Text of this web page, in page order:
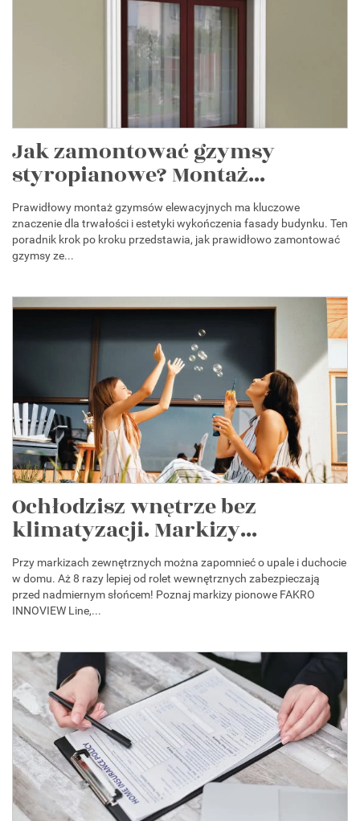
Jak zamontować gzymsy
styropianowe? Montaż...
Prawidłowy montaż gzymsów elewacyjnych ma kluczowe
znaczenie dla trwałości i estetyki wykończenia fasady budynku. Ten
poradnik krok po kroku przedstawia, jak prawidłowo zamontować
gzymsy ze...
Ochłodzisz wnętrze bez
klimatyzacji. Markizy...
Przy markizach zewnętrznych można zapomnieć o upale i duchocie
w domu. Aż 8 razy lepiej od rolet wewnętrznych zabezpieczają
przed nadmiernym słońcem! Poznaj markizy pionowe FAKRO
INNOVIEW Line,...